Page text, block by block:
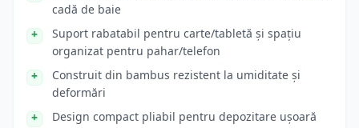
cadă de baie
Suport rabatabil pentru carte/tabletă și spațiu
organizat pentru pahar/telefon
Construit din bambus rezistent la umiditate și
deformări
Design compact pliabil pentru depozitare ușoară